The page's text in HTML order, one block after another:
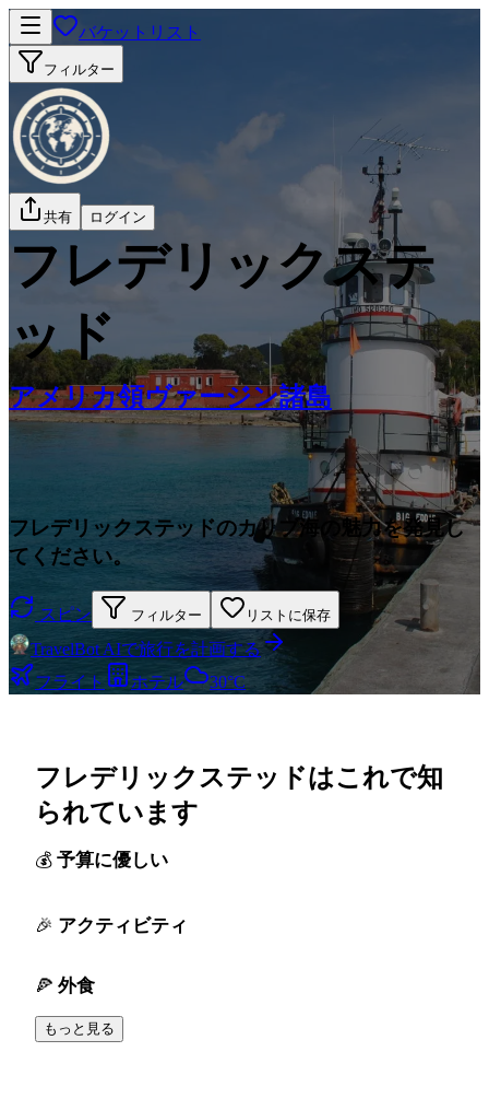
バケットリスト
フィルター
共有 ログイン
フレデリックステ
ッド
アメリカ領ヴァージン諸島
フレデリックステッドのカリブ海の魅力を発見し
てください。
スピン フィルター リストに保存
TravelBot AIで旅行を計画する
フライト
ホテル 30°C
フレデリックステッドはこれで知
られています
予算に優しい
アクティビティ
外食
もっと見る